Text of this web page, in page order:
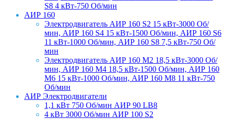
S8 4 кВт-750 Об/мин
АИР 160
Электродвигатель АИР 160 S2 15 кВт-3000 Об/
мин, АИР 160 S4 15 кВт-1500 Об/мин, АИР 160 S6
11 кВт-1000 Об/мин, АИР 160 S8 7,5 кВт-750 Об/
мин
Электродвигатель АИР 160 М2 18,5 кВт-3000 Об/
мин, АИР 160 М4 18,5 кВт-1500 Об/мин, АИР 160
М6 15 кВт-1000 Об/мин, АИР 160 М8 11 кВт-750
Об/мин
АИР Электродвигатели
1,1 кВт 750 Об/мин АИР 90 LB8
4 кВт 3000 Об/мин АИР 100 S2